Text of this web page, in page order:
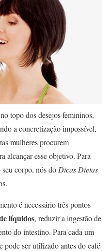
topo dos desejos femininos,
a concretização impossível,
mulheres procurem
alcançar esse objetivo. Para
corpo, nós do Dicas Dietas
é necessário três pontos
líquidos, reduzir a ingestão de
do intestino. Para cada um
pode ser utilizado antes do café